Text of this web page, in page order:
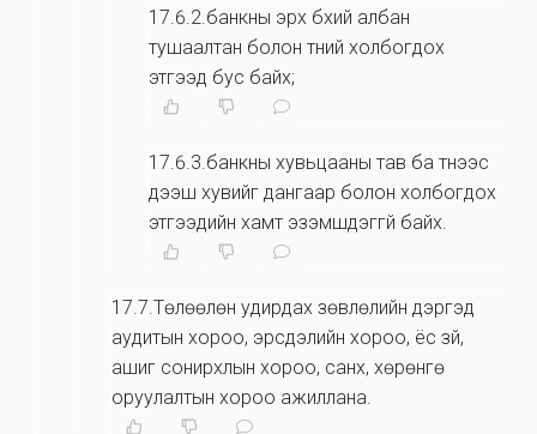
17.6.2.банкны эрх бүхий албан
тушаалтан болон түүний холбогдох
этгээд бус байх;
17.6.3.банкны хувьцааны тав ба түүнээс
дээш хувийг дангаар болон холбогдох
этгээдийн хамт эзэмшдэггүй байх.
17.7.Төлөөлөн удирдах зөвлөлийн дэргэд
аудитын хороо, эрсдэлийн хороо, ёс зүй,
ашиг сонирхлын хороо, санхүү, хөрөнгө
оруулалтын хороо ажиллана.